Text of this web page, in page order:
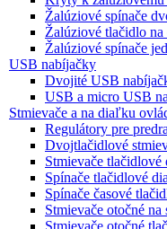
Žalúziové spínače
Žalúziové tlačidlo
Žalúziové spínače
USB nabíjačky
Dvojité USB
USB a micro USB
Stmievače a na diaľku
Regulátory pre
Dvojtlačidlové
Stmievače
Spínače tlačidlové
Spínače časové
Stmievače otočné
Stmievače otočné